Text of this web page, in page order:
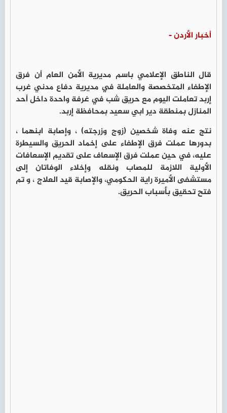
أخبار الأردن -
قال الناطق الإعلامي باسم مديرية الأمن العام أن فرق
الإطفاء المتخصصة والعاملة في مديرية دفاع مدني غرب
إربد تعاملت اليوم مع حريق شب في غرفة واحدة داخل أحد
المنازل بمنطقة دير ابي سعيد بمحافظة إربد.
نتج عنه وفاة شخصين (زوج وزرجته) ، وإصابة ابنهما ،
بدورها عملت فرق الإطفاء على إخماد الحريق والسيطرة
عليه، في حين عملت فرق الإسعاف على تقديم الإسعافات
الأولية اللازمة للمصاب ونقله وإخلاء الوفاتان إلى
مستشفى الأميرة راية الحكومي، والإصابة قيد العلاج ، و تم
فتح تحقيق بأسباب الحريق.